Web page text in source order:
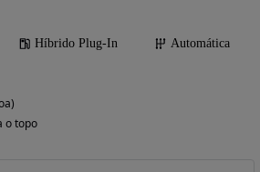
Híbrido Plug-In
Automática
o topo